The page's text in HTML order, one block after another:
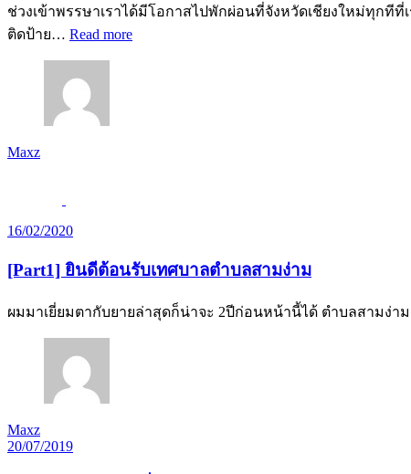
ช่วงเข้าพรรษาเราได้มีโอกาสไปพักผ่อนที่จังหวัดเชียงใหม่ทุกทีที่
ติดป้าย… Read more
Maxz
16/02/2020
[Part1] ยินดีต้อนรับเทศบาลตำบลสามง่าม
ผมมาเยี่ยมตากับยายล่าสุดก็น่าจะ 2ปีก่อนหน้านี้ได้ ตำบลสามง่
Maxz
20/07/2019